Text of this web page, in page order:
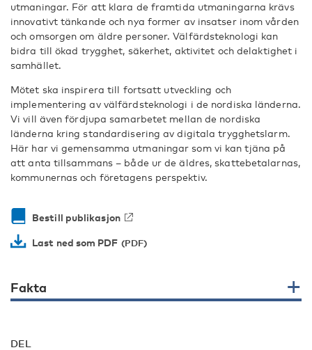
utmaningar. För att klara de framtida utmaningarna krävs
innovativt tänkande och nya former av insatser inom vården
och omsorgen om äldre personer. Välfärdsteknologi kan
bidra till ökad trygghet, säkerhet, aktivitet och delaktighet i
samhället.
Mötet ska inspirera till fortsatt utveckling och
implementering av välfärdsteknologi i de nordiska länderna.
Vi vill även fördjupa samarbetet mellan de nordiska
länderna kring standardisering av digitala trygghetslarm.
Här har vi gemensamma utmaningar som vi kan tjäna på
att anta tillsammans – både ur de äldres, skattebetalarnas,
kommunernas och företagens perspektiv.
Bestill publikasjon
Last ned som PDF
Fakta
DEL